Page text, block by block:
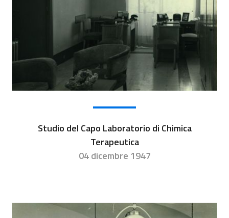
Studio del Capo Laboratorio di Chimica
Terapeutica
04 dicembre 1947